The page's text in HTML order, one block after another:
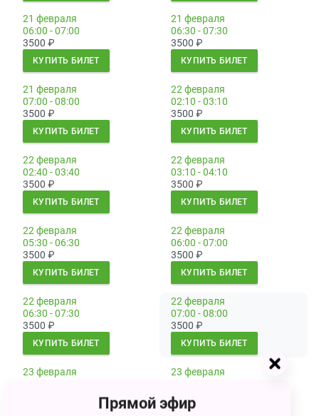
21 февраля
06:00 - 07:00
3500 ₽
КУПИТЬ БИЛЕТ
21 февраля
06:30 - 07:30
3500 ₽
КУПИТЬ БИЛЕТ
21 февраля
07:00 - 08:00
3500 ₽
КУПИТЬ БИЛЕТ
22 февраля
02:10 - 03:10
3500 ₽
КУПИТЬ БИЛЕТ
22 февраля
02:40 - 03:40
3500 ₽
КУПИТЬ БИЛЕТ
22 февраля
03:10 - 04:10
3500 ₽
КУПИТЬ БИЛЕТ
22 февраля
05:30 - 06:30
3500 ₽
КУПИТЬ БИЛЕТ
22 февраля
06:00 - 07:00
3500 ₽
КУПИТЬ БИЛЕТ
22 февраля
06:30 - 07:30
3500 ₽
КУПИТЬ БИЛЕТ
22 февраля
07:00 - 08:00
3500 ₽
КУПИТЬ БИЛЕТ
23 февраля
23 февраля
3500
Прямой эфир